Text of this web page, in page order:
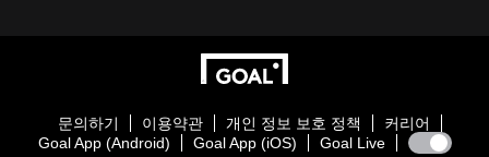
문의하기 이용약관 개인 정보 보호 정책
커리어
Goal App (Android)
Goal App (iOS) Goal Live